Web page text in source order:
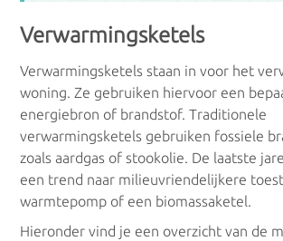
Radiatoren
Elektrische radiatoren
Handdoekradiatoren
Verwarmingsketels
Verwarmingsketels staan in voor het
woning. Ze gebruiken hiervoor een
energiebron of brandstof. Traditionele
verwarmingsketels gebruiken fossiele
zoals aardgas of stookolie. De laatste
een trend naar milieuvriendelijkere
warmtepomp of een biomassaketel.
Hieronder vind je een overzicht van de